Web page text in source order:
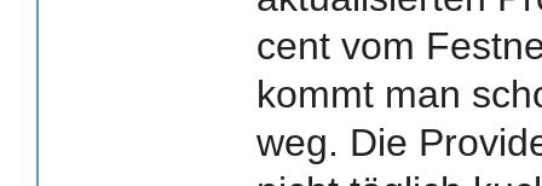
cent vom
kommt man
weg. Die